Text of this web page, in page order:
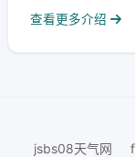
查看更多介绍
jsbs08天气网